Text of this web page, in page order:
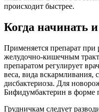
происходит быстрее.
Когда начинать
Применяется препарат при
желудочно-кишечным
препаратом регулирует
веса, вида вскармливания,
дисбактериоза. Для
Бифидумбактерин в форме
Грудничкам следует